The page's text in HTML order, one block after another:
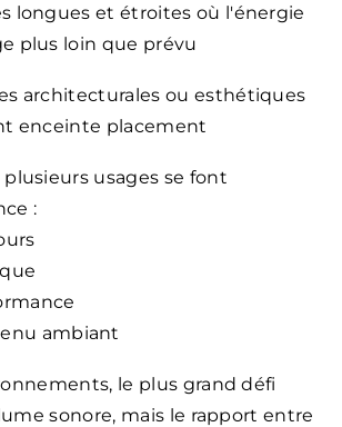
longues et étroites où l'énergie
plus loin que prévu
architecturales ou esthétiques
enceinte placement
plusieurs usages se font
:
ambiant
le plus grand défi
sonore, mais le rapport entre